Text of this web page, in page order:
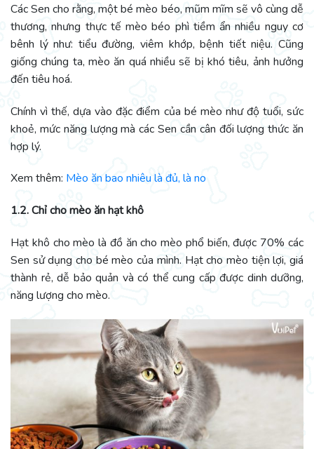
Các Sen cho rằng, một bé mèo béo, mũm mĩm sẽ vô cùng dễ
thương, nhưng thực tế mèo béo phì tiềm ẩn nhiều nguy cơ
bênh lý như: tiểu đường, viêm khớp, bệnh tiết niệu. Cũng
giống chúng ta, mèo ăn quá nhiều sẽ bị khó tiêu, ảnh hưởng
đến tiêu hoá.
Chính vì thế, dựa vào đặc điểm của bé mèo như độ tuổi, sức
khoẻ, mức năng lượng mà các Sen cần cân đối lượng thức ăn
hợp lý.
Xem thêm: Mèo ăn bao nhiêu là đủ, là no
1.2. Chỉ cho mèo ăn hạt khô
Hạt khô cho mèo là đồ ăn cho mèo phổ biến, được 70% các
Sen sử dụng cho bé mèo của mình. Hạt cho mèo tiện lợi, giá
thành rẻ, dễ bảo quản và có thể cung cấp được dinh dưỡng,
năng lượng cho mèo.